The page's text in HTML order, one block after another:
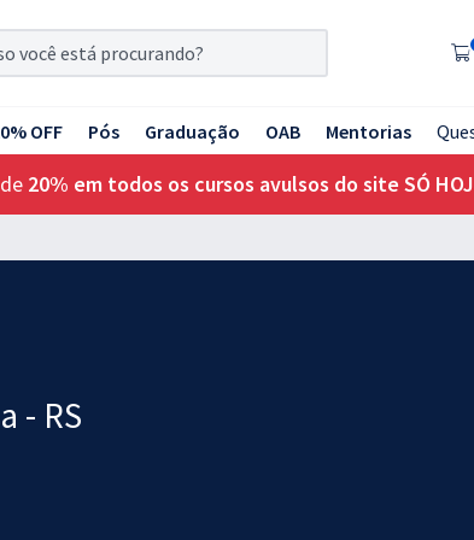
OFF Pós Graduação OAB Mentorias
20% em todos os cursos avulsos do site SÓ
- RS